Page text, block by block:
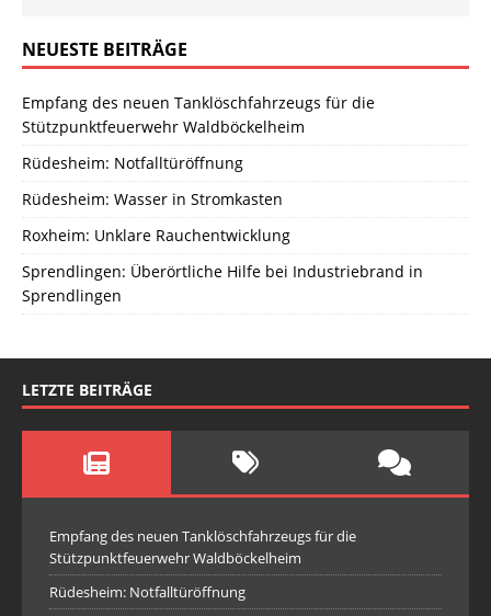
NEUESTE BEITRÄGE
Empfang des neuen Tanklöschfahrzeugs für die
Stützpunktfeuerwehr Waldböckelheim
Rüdesheim: Notfalltüröffnung
Rüdesheim: Wasser in Stromkasten
Roxheim: Unklare Rauchentwicklung
Sprendlingen: Überörtliche Hilfe bei Industriebrand in
Sprendlingen
LETZTE BEITRÄGE
Empfang des neuen Tanklöschfahrzeugs für die
Stützpunktfeuerwehr Waldböckelheim
Rüdesheim: Notfalltüröffnung